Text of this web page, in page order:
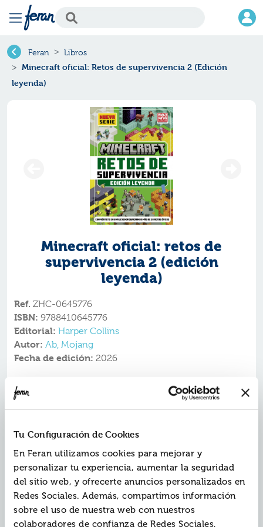
Tu Configuración de Cookies
En Feran utilizamos cookies para mejorar y
personalizar tu experiencia, aumentar la seguridad
del sitio web, y ofrecerte anuncios personalizados en
Redes Sociales. Además, compartimos información
sobre el uso de nuestra web con nuestros
colaboradores de confianza de Redes Sociales,
Feran Libros
Minecraft oficial: Retos de supervivencia 2 (Edición
leyenda)
Minecraft oficial: retos de
supervivencia 2 (edición
leyenda)
Ref. ZHC-0645776
ISBN: 9788410645776
Editorial: Harper Collins
Autor: Ab, Mojang
Fecha de edición: 2026
¿Te atreves a afrontar nuevos retos en Minecraft
esta odisea épica que te convertirá en leyenda!
Gracias a sus instrucciones claras, sus grandes desafíos
y unas ilustraciones increíbles, vas a enfrentarte a unos
retos sin precedentes. ¡Carga el modo Supervivencia y
prepárate para alcanzar el siguiente nivel como
jugador!
MÁS DE 350.000 EJEMPLARES VENDIDOS DE LA
SERIE